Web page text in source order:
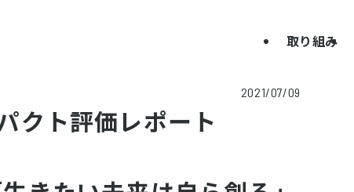
取り組み
2021/07/09
クト評価レポート